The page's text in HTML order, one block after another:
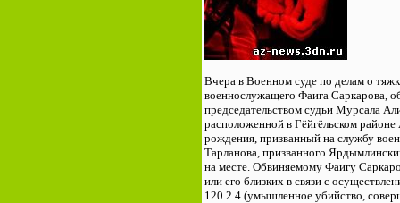
Вчера в Военном суде по делам о
военнослужащего Фаига Саркарова,
председательством судьи Мурсала
расположенной в Гёйгёльском
рождения, призванный на службу
Тарланова, призванного
на месте. Обвиняемому Фаигу
или его близких в связи с
120.2.4 (умышленное убийство,